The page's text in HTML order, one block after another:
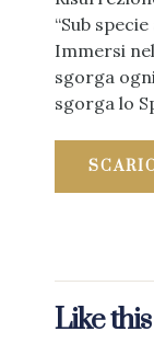
“Sub
Immersi
sgorga
sgorga lo
Like